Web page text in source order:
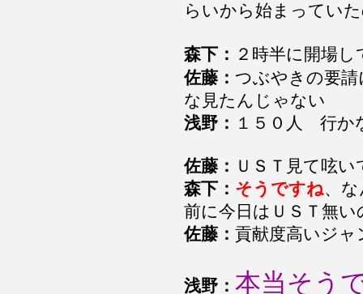
らいから始まってい
森下： ２時半に開場
佐藤： つぶやきの要
な見たんじゃない
浅野： １５０人 行か
佐藤： ＵＳＴ見て呟
森下： そうですね、
前に今日はＵＳＴ無い
佐藤： 貢献度高いジャ
浅野： 本当そう